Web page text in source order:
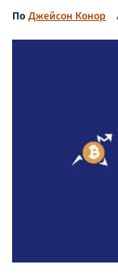
По Джейсон Конор